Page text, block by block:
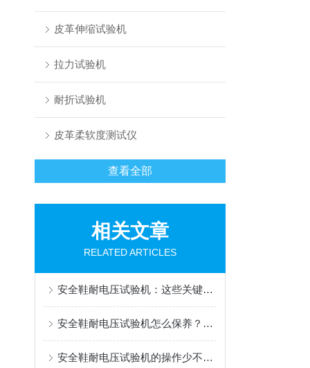
皮革伸缩试验机
拉力试验机
耐折试验机
皮革柔软度测试仪
查看全部
相关文章
RELATED ARTICLES
安全鞋耐电压试验机：这些关键场景，它竟“承包”了！
安全鞋耐电压试验机怎么保养？掌握这几点，省心又省成本！
安全鞋耐电压试验机的操作少不了以下步骤！